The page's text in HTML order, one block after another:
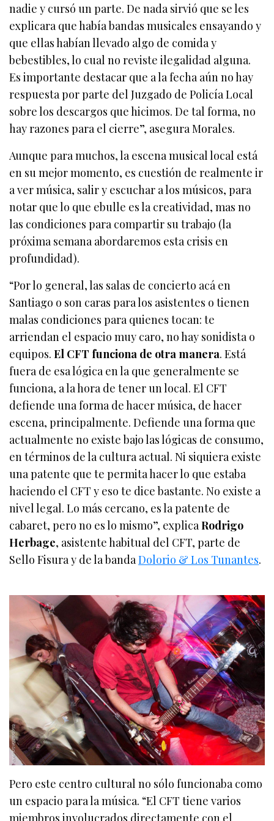
nadie y cursó un parte. De nada sirvió que se les
explicara que había bandas musicales ensayando y
que ellas habían llevado algo de comida y
bebestibles, lo cual no reviste ilegalidad alguna.
Es importante destacar que a la fecha aún no hay
respuesta por parte del Juzgado de Policía Local
sobre los descargos que hicimos. De tal forma, no
hay razones para el cierre”, asegura Morales.
Aunque para muchos, la escena musical local está
en su mejor momento, es cuestión de realmente ir
a ver música, salir y escuchar a los músicos, para
notar que lo que ebulle es la creatividad, mas no
las condiciones para compartir su trabajo (la
próxima semana abordaremos esta crisis en
profundidad).
“Por lo general, las salas de concierto acá en
Santiago o son caras para los asistentes o tienen
malas condiciones para quienes tocan: te
arriendan el espacio muy caro, no hay sonidista o
equipos.El CFT funciona de otra manera. Está
fuera de esa lógica en la que generalmente se
funciona, a la hora de tener un local. El CFT
defiende una forma de hacer música, de hacer
escena, principalmente. Defiende una forma que
actualmente no existe bajo las lógicas de consumo,
en términos de la cultura actual. Ni siquiera existe
una patente que te permita hacer lo que estaba
haciendo el CFT y eso te dice bastante. No existe a
nivel legal. Lo más cercano, es la patente de
cabaret, pero no es lo mismo”, explicaRodrigo
Herbage, asistente habitual del CFT, parte de
Sello Fisura y de la bandaDolorio & Los Tunantes.
Pero este centro cultural no sólo funcionaba como
un espacio para la música. “El CFT tiene varios
miembros involucrados directamente con el